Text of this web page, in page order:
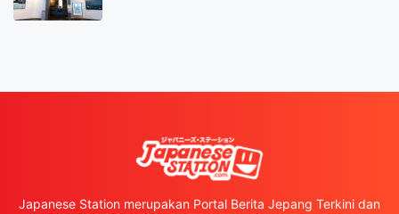
Japanese Station merupakan Portal Berita Jepang Terkini dan